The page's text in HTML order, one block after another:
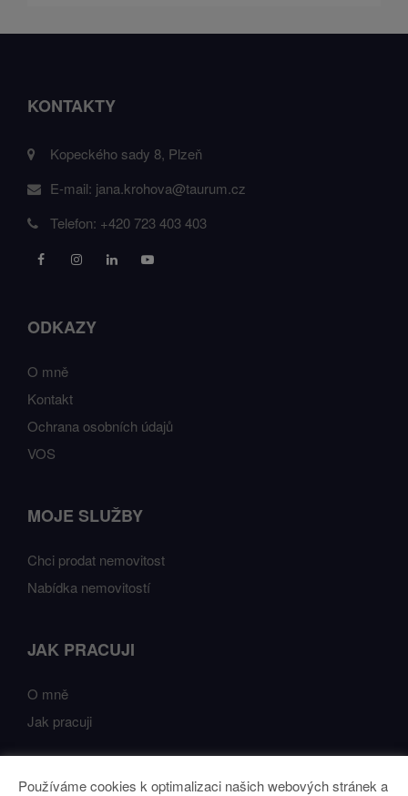
KONTAKTY
Kopeckého sady 8, Plzeň
E-mail: jana.krohova@taurum.cz
Telefon: +420 723 403 403
ODKAZY
O mně
Kontakt
Ochrana osobních údajů
VOS
MOJE SLUŽBY
Chci prodat nemovitost
Nabídka nemovitostí
JAK PRACUJI
O mně
Jak pracuji
Používáme cookies k optimalizaci našich webových stránek a